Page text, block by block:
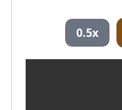
0.5x